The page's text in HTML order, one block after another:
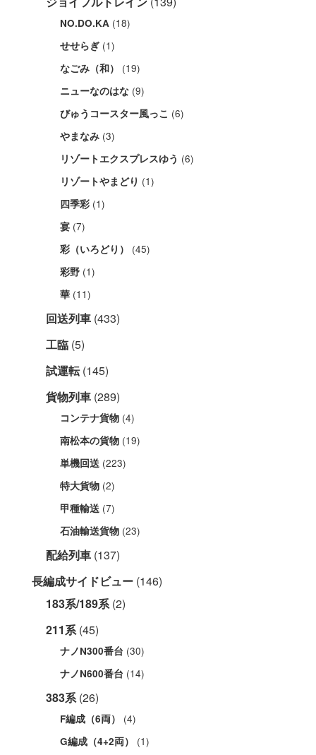
NO.DO.KA (18)
せせらぎ (1)
なごみ（和） (19)
ニューなのはな (9)
びゅうコースター風っこ (6)
やまなみ (3)
リゾートエクスプレスゆう (6)
リゾートやまどり (1)
四季彩 (1)
宴 (7)
彩（いろどり） (45)
彩野 (1)
華 (11)
回送列車 (433)
工臨 (5)
試運転(145)
貨物列車 (289)
コンテナ貨物 (4)
南松本の貨物 (19)
単機回送 (223)
特大貨物 (2)
甲種輸送 (7)
石油輸送貨物 (23)
配給列車 (137)
長編成サイドビュー (146)
183系/189系(2)
211系(45)
ナノN300番台 (30)
ナノN600番台 (14)
383系(26)
F編成（6両） (4)
G編成（4+2両） (1)